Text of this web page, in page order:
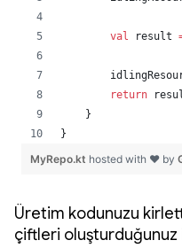
Üretim kodunuzu
çiftleri